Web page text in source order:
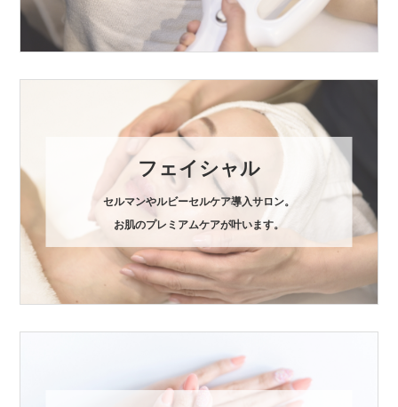
フェイシャル
セルマンやルビーセルケア導入サロン。
お肌のプレミアムケアが叶います。